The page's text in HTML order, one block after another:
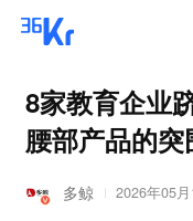
8家教育企业
腰部产品的
多鲸 2026年05